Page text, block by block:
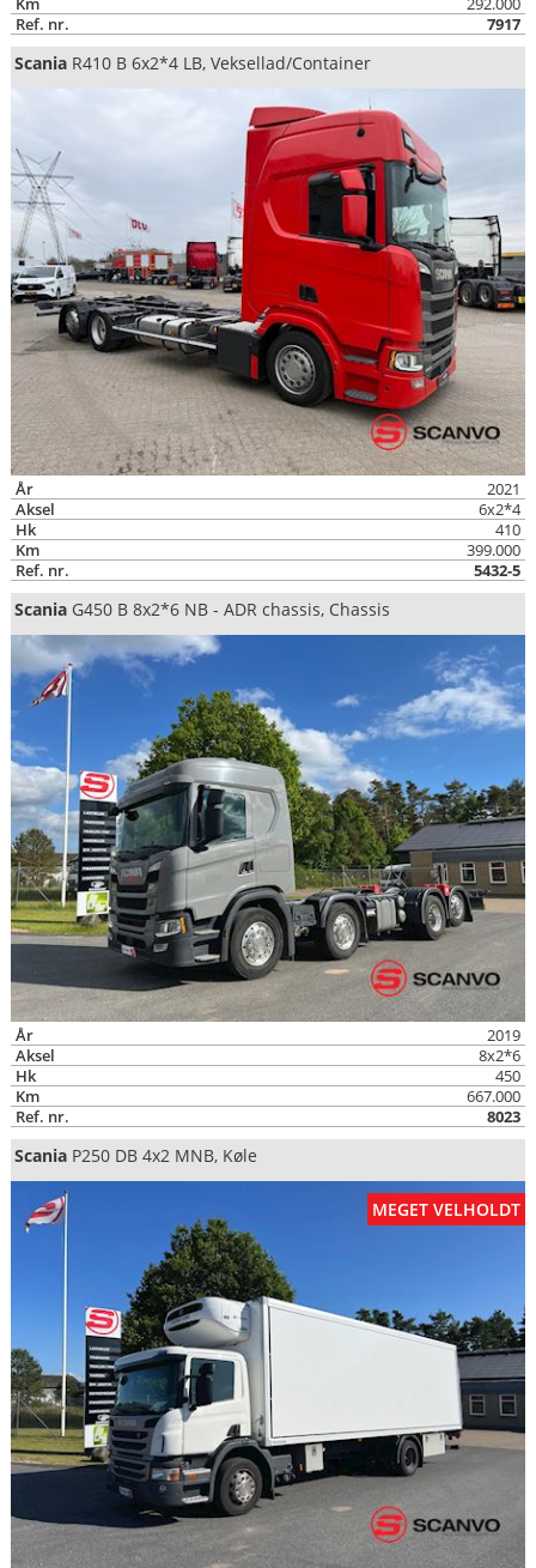
Ref. nr.
7917
ScaniaR410 B 6x2*4 LB, Veksellad/Container
År
2021
Aksel
6x2*4
Hk
410
Km
399.000
Ref. nr.
5432-5
ScaniaG450 B 8x2*6 NB - ADR chassis, Chassis
År
2019
Aksel
8x2*6
Hk
450
Km
667.000
Ref. nr.
8023
ScaniaP250 DB 4x2 MNB, Køle
MEGET VELHOLDT